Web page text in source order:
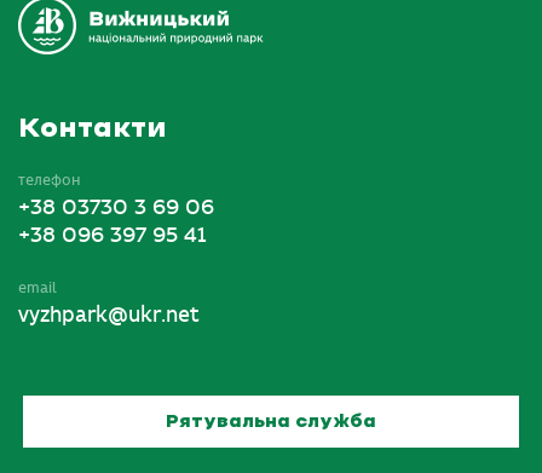
Контакти
телефон
+38 03730 3 69 06
+38 096 397 95 41
email
vyzhpark@ukr.net
Рятувальна служба